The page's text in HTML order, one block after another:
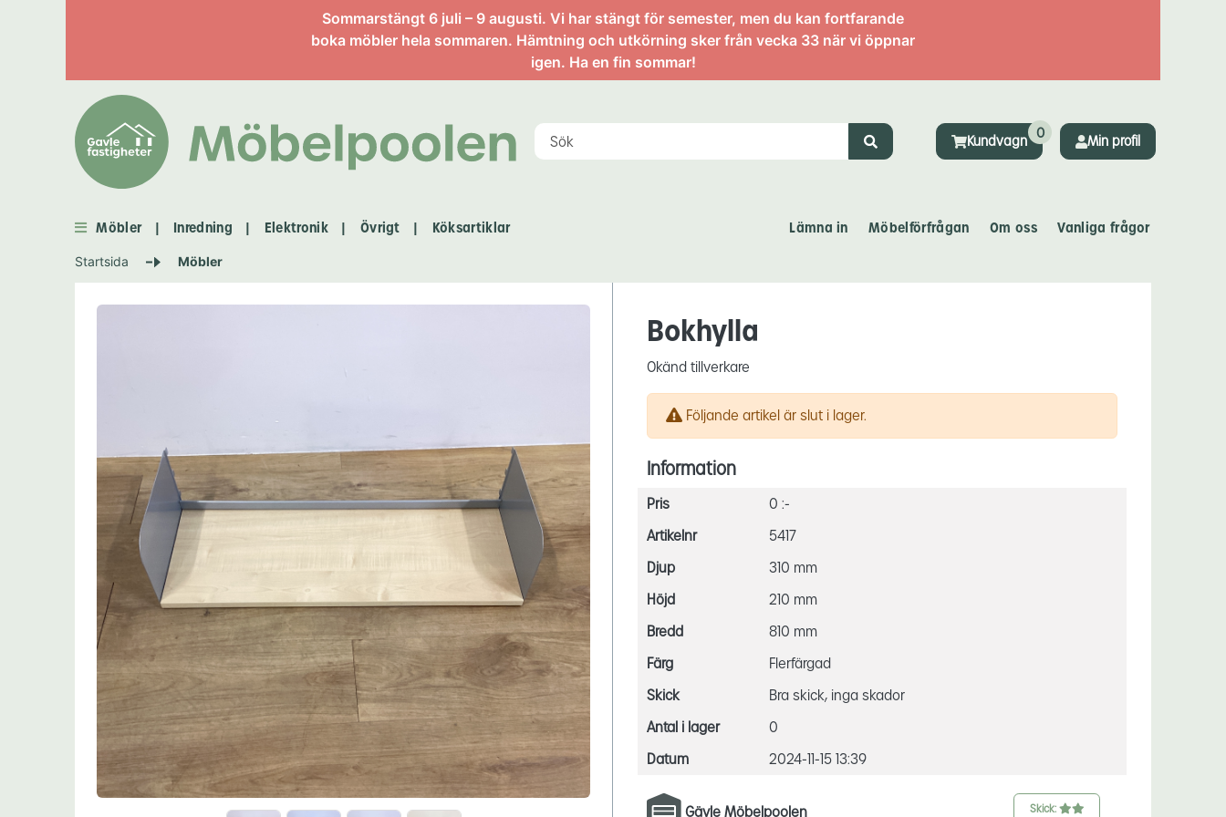
Sommarstängt 6 juli – 9 augusti. Vi har stängt för semester, men du kan fortfarande
boka möbler hela sommaren. Hämtning och utkörning sker från vecka 33 när vi öppnar
igen. Ha en fin sommar!
Kundvagn
0
Min profil
Möbler | Inredning | Elektronik | Övrigt | Köksartiklar Lämna in Möbelförfrågan Om oss Vanliga frågor
Startsida Möbler
Information om enskild artikel
Bokhylla
Okänd tillverkare
Följande artikel är slut i lager.
Information
Pris
0 :-
Artikelnr
5417
Djup
310 mm
Höjd
210 mm
Bredd
810 mm
Färg
Flerfärgad
Skick
Bra skick, inga skador
Antal i lager
0
Datum
2024-11-15 13:39
Gävle Möbelpoolen Skick: